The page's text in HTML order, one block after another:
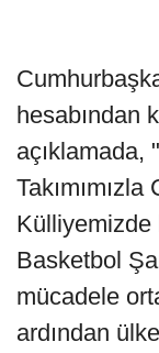
hesabından
açıklamada,
Takımımızla
Külliyemizde
Basketbol
mücadele
ardından